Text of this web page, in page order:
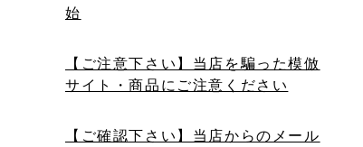
始
【ご注意下さい】当店を騙った模倣
サイト・商品にご注意ください
【ご確認下さい】当店からのメール